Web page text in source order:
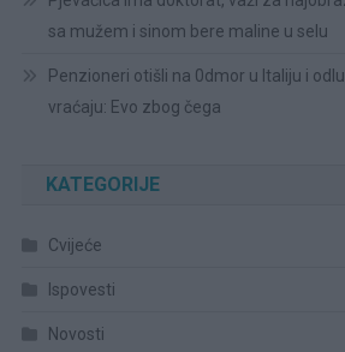
sa mužem i sinom bere maline u selu
Penzioneri otišli na 0dmor u Italiju i
vraćaju: Evo zbog čega
KATEGORIJE
Cvijeće
Ispovesti
Novosti